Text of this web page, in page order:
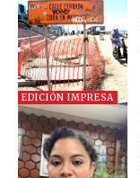
EDICIÓN IMPRESA